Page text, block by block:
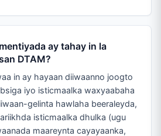
ay tahay in la
DTAM?
in ay hayaan diiwaanno joogto
iyo isticmaalka waxyaabaha
gelinta hawlaha beeraleyda,
isticmaalka dhulka (ugu
maareynta cayayaanka,